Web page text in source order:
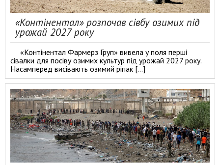
«Контінентал» розпочав сівбу озимих під
урожай 2027 року
«Контінентал Фармерз Груп» вивела у поля перші
сівалки для посіву озимих культур під урожай 2027 року.
Насамперед висівають озимий ріпак […]